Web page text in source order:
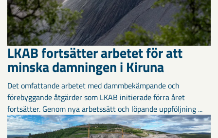
LKAB fortsätter arbetet för att
minska damningen i Kiruna
Det omfattande arbetet med dammbekämpande och
förebyggande åtgärder som LKAB initierade förra året
fortsätter. Genom nya arbetssätt och löpande uppföljning ...